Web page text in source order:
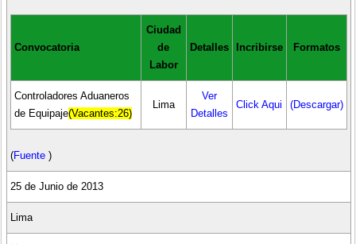
Convocatoria
Ciudad
de
Labor
Detalles Incribirse Formatos
Controladores Aduaneros
de Equipaje(Vacantes:26)
Lima
Ver
Detalles
Click Aqui (Descargar)
(Fuente )
25 de Junio de 2013
Lima